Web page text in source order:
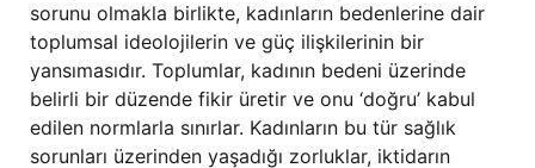
sorunu olmakla birlikte, kadınların bedenlerine dair
toplumsal ideolojilerin ve güç ilişkilerinin bir
yansımasıdır. Toplumlar, kadının bedeni üzerinde
belirli bir düzende fikir üretir ve onu ‘doğru’ kabul
edilen normlarla sınırlar. Kadınların bu tür sağlık
sorunları üzerinden yaşadığı zorluklar, iktidarın